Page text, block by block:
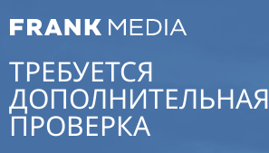
ТРЕБУЕТСЯ
ДОПОЛНИТЕЛЬНАЯ
ПРОВЕРКА